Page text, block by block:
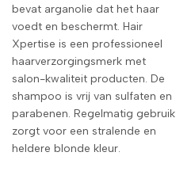
bevat arganolie dat het haar
voedt en beschermt. Hair
Xpertise is een professioneel
haarverzorgingsmerk met
salon-kwaliteit producten. De
shampoo is vrij van sulfaten en
parabenen. Regelmatig gebruik
zorgt voor een stralende en
heldere blonde kleur.